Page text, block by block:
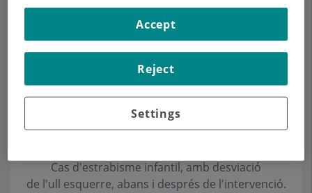
Estrabisme
És la desviació ocular d'un o de tots dos ulls. Pot
ser una desviació horitzontal (l'ull se'n va cap a
dins o cap a fora) o una desviació vertical (l'ull es
desvia cap a dalt o cap a baix).
Cas d'estrabisme infantil, amb desviació
de l'ull esquerre, abans i després de l'intervenció.
Settings
Reject
Accept